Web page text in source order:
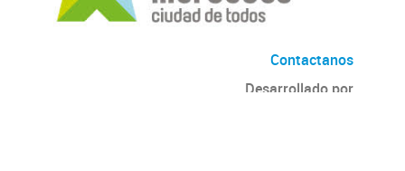
Contactanos
Desarrollado por